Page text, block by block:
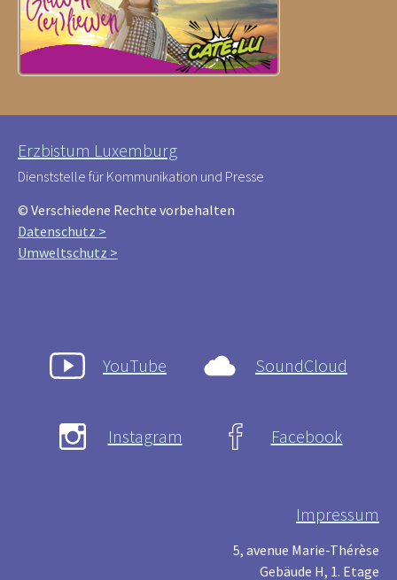
Erzbistum Luxemburg
Dienststelle für Kommunikation und Presse
© Verschiedene Rechte vorbehalten
Datenschutz >
Umweltschutz >
YouTube SoundCloud
Instagram Facebook
Impressum
5, avenue Marie-Thérèse
Gebäude H, 1. Etage